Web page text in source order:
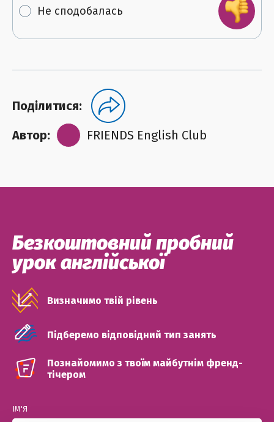
Не сподобалась
Поділитися:
Автор:
FRIENDS English Club
Безкоштовний пробний
урок англійської
Визначимо твій рівень
Підберемо відповідний тип занять
Познайомимо з твоїм майбутнім френд-
тічером
ІМ'Я